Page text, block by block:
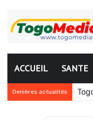
ACCUEIL SANTE
Denières actualités